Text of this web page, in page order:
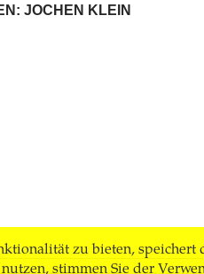
zu bieten,
stimmen Sie der
JOCHEN KLEIN